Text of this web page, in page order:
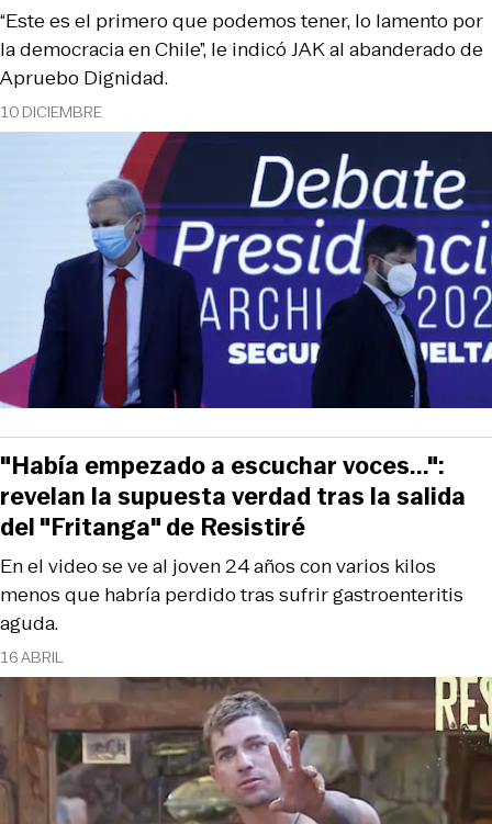
10 DICIEMBRE
“Este es el primero que podemos tener, lo lamento por
la democracia en Chile”, le indicó JAK al abanderado de
Apruebo Dignidad.
16 ABRIL
En el video se ve al joven 24 años con varios kilos
menos que habría perdido tras sufrir gastroenteritis
aguda.
"Había empezado a escuchar voces...":
revelan la supuesta verdad tras la salida
del "Fritanga" de Resistiré